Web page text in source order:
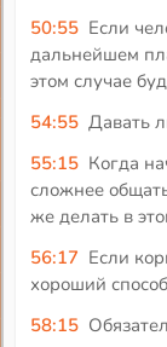
50:55 Если
дальнейшем
этом случае
54:55 Давать
55:15 Когда
сложнее
же делать в
56:17 Если
хороший
58:15